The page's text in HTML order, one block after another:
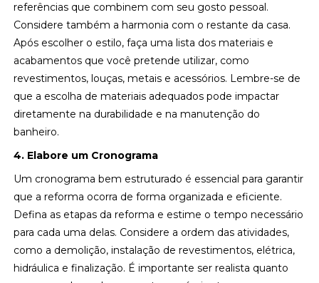
referências que combinem com seu gosto pessoal.
Considere também a harmonia com o restante da casa.
Após escolher o estilo, faça uma lista dos materiais e
acabamentos que você pretende utilizar, como
revestimentos, louças, metais e acessórios. Lembre-se de
que a escolha de materiais adequados pode impactar
diretamente na durabilidade e na manutenção do
banheiro.
4. Elabore um Cronograma
Um cronograma bem estruturado é essencial para garantir
que a reforma ocorra de forma organizada e eficiente.
Defina as etapas da reforma e estime o tempo necessário
para cada uma delas. Considere a ordem das atividades,
como a demolição, instalação de revestimentos, elétrica,
hidráulica e finalização. É importante ser realista quanto